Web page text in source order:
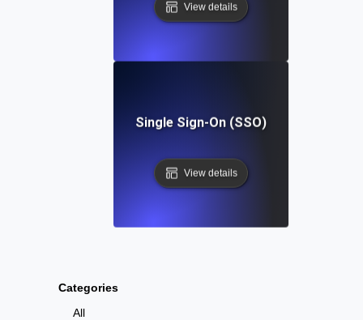
Categories
All
View details
Single Sign-On (SSO)
View details